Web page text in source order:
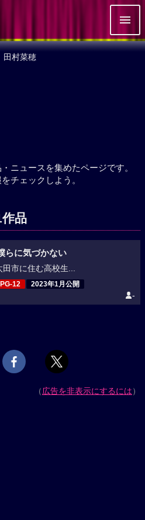
村菜穂
ニュースを集めたページです。
チェックしよう。
品
らに気づかない
田市に住む高校生...
PG-12 2023年1月公開
-
（広告を非表示にするには）